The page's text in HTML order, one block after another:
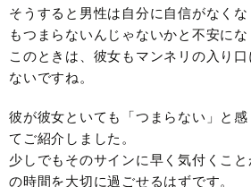
そうすると男性は自分に自信がなく
もつまらないんじゃないかと不安にな
このときは、彼女もマンネリの入り
ないですね。
彼が彼女といても「つまらない」と
てご紹介しました。
少しでもそのサインに早く気付くこ
の時間を大切に過ごせるはずです。